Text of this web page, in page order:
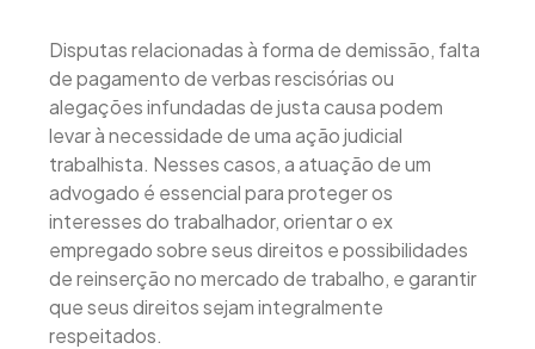
Disputas relacionadas à forma de demissão, falta
de pagamento de verbas rescisórias ou
alegações infundadas de justa causa podem
levar à necessidade de uma ação judicial
trabalhista. Nesses casos, a atuação de um
advogado é essencial para proteger os
interesses do trabalhador, orientar o ex
empregado sobre seus direitos e possibilidades
de reinserção no mercado de trabalho, e garantir
que seus direitos sejam integralmente
respeitados.